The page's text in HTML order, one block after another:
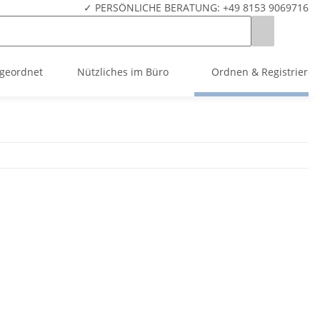
✓ PERSÖNLICHE BERATUNG: +49 8153 9069716
Nützliches im Büro Ordnen & Registrieren